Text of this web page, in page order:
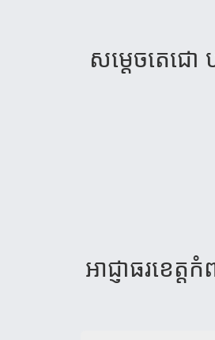
សម្តេច​តេជោ​
អាជ្ញា​ធរ​ខេត្